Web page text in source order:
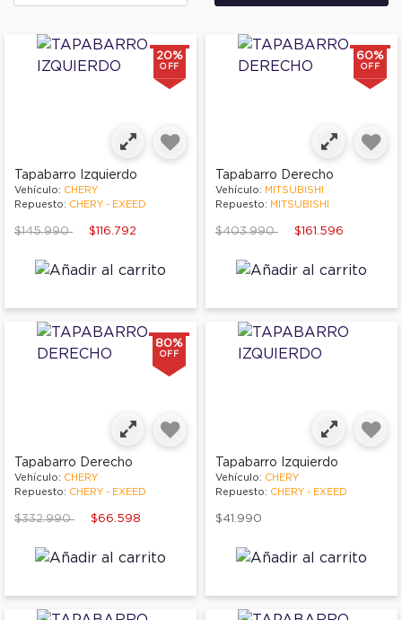
20%
OFF
Tapabarro Izquierdo
Vehículo: CHERY
Repuesto: CHERY - EXEED
Price reduced from
$145.990to $116.792
60%
OFF
Tapabarro Derecho
Vehículo: MITSUBISHI
Repuesto: MITSUBISHI
Price reduced from
$403.990to $161.596
80%
OFF
Tapabarro Derecho
Vehículo: CHERY
Repuesto: CHERY - EXEED
Price reduced from
$332.990to $66.598
Tapabarro Izquierdo
Vehículo: CHERY
Repuesto: CHERY - EXEED
$41.990